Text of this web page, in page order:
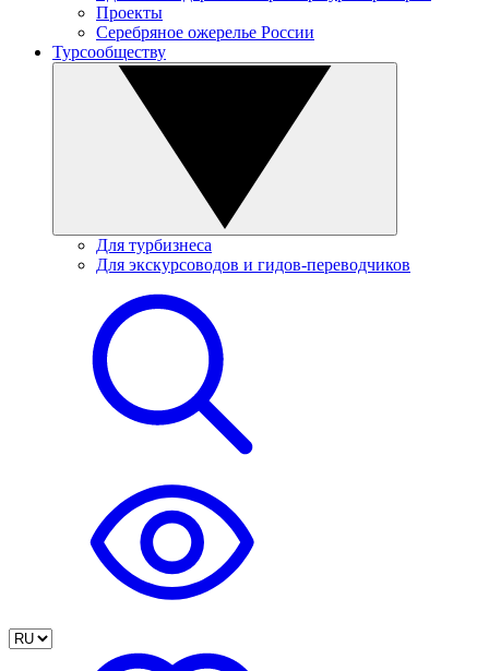
Проекты
Серебряное ожерелье России
Турсообществу
Для турбизнеса
Для экскурсоводов и гидов-переводчиков